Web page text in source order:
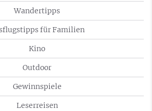
Wandertipps
für Familien
Kino
Outdoor
Gewinnspiele
Leserreisen